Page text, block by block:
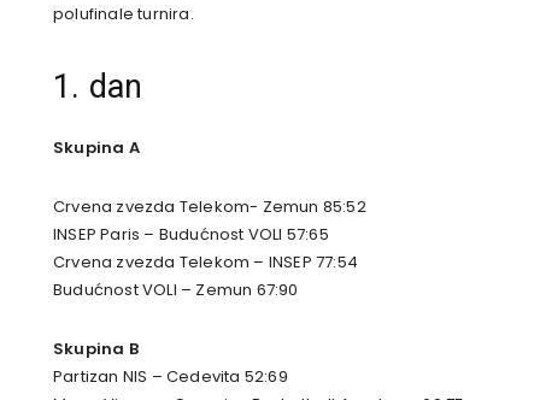
polufinale turnira.
1. dan
Skupina A
Crvena zvezda Telekom- Zemun 85:52
INSEP Paris – Budućnost VOLI 57:65
Crvena zvezda Telekom – INSEP 77:54
Budućnost VOLI – Zemun 67:90
Skupina B
Partizan NIS – Cedevita 52:69